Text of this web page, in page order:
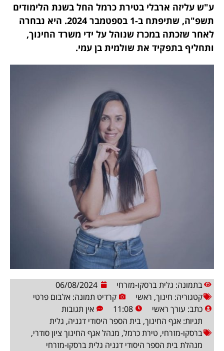
ע"ש עליזה ארבלי בטירת כרמל החל בשנת הלימודים
תשפ"ה, שתיפתח ב-1 בספטמבר 2024. היא נבחרה
לאחר שזכתה במכרז שנוהל על ידי משרד החינוך,
ותחליף בתפקיד את שולמית בן עמי.
בתמונה: גלית ברסקו-מזרחי
06/08/2024
קטגוריה: חינוך, ראשי
קרדיט תמונה: אלבום פרטי
כתב: עורך ראשי 11:08
אין תגובות
תגיות: אגף החינוך, בית הספר היסודי דגניה, גלית
ברסקו-מזרחי, טירת כרמל, מנהל אגף החינוך ציון סודרי,
מנהלת בית הספר היסודי דגניה גלית ברסקו-מזרחי